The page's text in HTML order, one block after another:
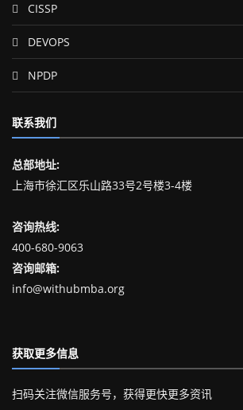
CISSP
DEVOPS
NPDP
联系我们
总部地址:
上海市徐汇区乐山路33号2号楼3-4楼
咨询热线:
400-680-9063
咨询邮箱:
info@withubmba.org
获取更多信息
扫码关注微信服务号，获得更快更多资讯